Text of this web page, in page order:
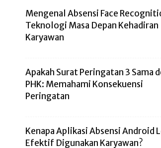
Mengenal Absensi Face
Teknologi Masa Depan Kehadiran
Karyawan
Apakah Surat Peringatan 3 Sama
PHK: Memahami Konsekuensi
Peringatan
Kenapa Aplikasi Absensi Android
Efektif Digunakan Karyawan?